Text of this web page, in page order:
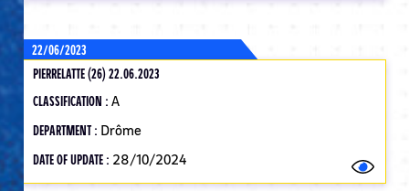
22/06/2023
PIERRELATTE (26) 22.06.2023
CLASSIFICATION : A
DEPARTMENT : Drôme
DATE OF UPDATE : 28/10/2024